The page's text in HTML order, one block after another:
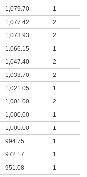
1,079.70
1
1,077.42
2
1,073.93
2
1,066.15
1
1,047.40
2
1,038.70
2
1,021.05
1
1,001.00
2
1,000.00
1
1,000.00
1
994.75
1
972.17
1
951.08
1